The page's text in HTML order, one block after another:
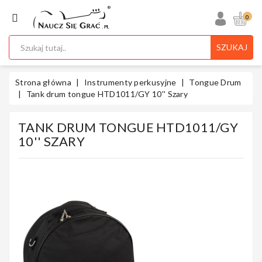
KATEGORIA
Ukulele
Gitary
0
SZUKAJ
Strona główna Instrumenty perkusyjne
Tongue Drum
Tank drum tongue HTD1011/GY 10'' Szary
TANK DRUM TONGUE HTD1011/GY
10'' SZARY